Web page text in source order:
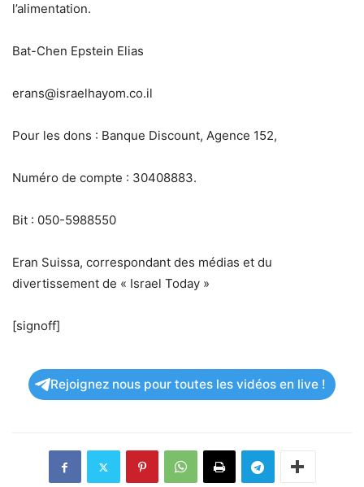
l’alimentation.
Bat-Chen Epstein Elias
erans@israelhayom.co.il
Pour les dons : Banque Discount, Agence 152,
Numéro de compte : 30408883.
Bit : 050-5988550
Eran Suissa, correspondant des médias et du
divertissement de « Israel Today »
[signoff]
Rejoignez nous pour toutes les vidéos en live !